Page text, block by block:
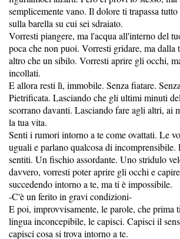
semplicemente vano. Il dolore ti trapassa
sulla barella su cui sei sdraiato.
Vorresti piangere, ma l'acqua all'interno del
poca che non puoi. Vorresti gridare, ma dalla
altro che un sibilo. Vorresti aprire gli occhi,
incollati.
E allora resti lì, immobile. Senza fiatare.
Pietrificata. Lasciando che gli ultimi minuti
scorrano davanti. Lasciando fare agli altri, ai
la tua vita.
Senti i rumori intorno a te come ovattati. Le
uguali e parlano qualcosa di incomprensibile.
sentiti. Un fischio assordante. Uno stridulo
davvero, vorresti poter aprire gli occhi e
succedendo intorno a te, ma ti è impossibile.
-C'è un ferito in gravi condizioni-
E poi, improvvisamente, le parole, che prima
lingua inconcepibile, le capisci. Capisci il
capisci cosa si trova intorno a te.